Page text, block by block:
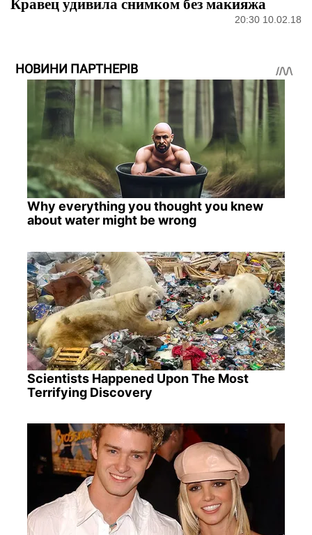
20:30 10.02.18
НОВИНИ ПАРТНЕРІВ
Why everything you thought you knew
about water might be wrong
Scientists Happened Upon The Most
Terrifying Discovery